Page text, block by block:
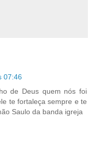
07:46
de Deus quem nós foi
te fortaleça sempre e te
Saulo da banda igreja